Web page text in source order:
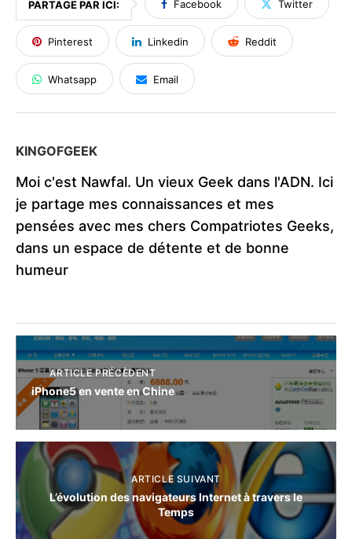
PARTAGE PAR ICI: Facebook Twitter
Pinterest Linkedin Reddit
Whatsapp Email
KINGOFGEEK
Moi c'est Nawfal. Un vieux Geek dans l'ADN. Ici
je partage mes connaissances et mes
pensées avec mes chers Compatriotes Geeks,
dans un espace de détente et de bonne
humeur
ARTICLE PRÉCÈDENT
iPhone5 en vente en Chine
ARTICLE SUIVANT
L’évolution des navigateurs Internet à travers le
Temps